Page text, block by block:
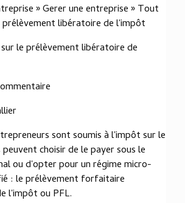
» Gerer une entreprise » Tout
prélèvement libératoire de l'impôt
le prélèvement libératoire de
sont soumis à l'impôt sur le
choisir de le payer sous le
ou d'opter pour un régime micro-
: le prélèvement forfaitaire
l'impôt ou PFL.